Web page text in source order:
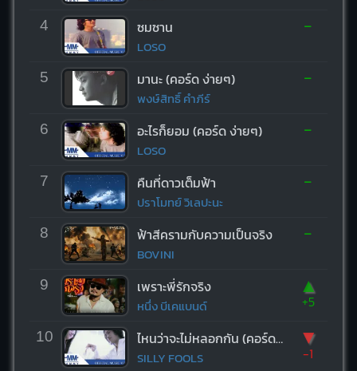
4 ซมซาน
LOSO
-
5 มานะ (คอร์ด ง่ายๆ)
พงษ์สิทธิ์ คำภีร์
-
6 อะไรก็ยอม (คอร์ด ง่ายๆ)
LOSO
-
7 คืนที่ดาวเต็มฟ้า
ปราโมทย์ วิเลปะนะ
-
8 ฟ้าสีครามกับความเป็นจริง
BOVINI
-
9 เพราะพี่รักจริง
หนึ่ง บีเคแบนด์
▲
+5
10 ไหนว่าจะไม่หลอกกัน (คอร์ด ง่ายๆ)
SILLY FOOLS
▼
-1